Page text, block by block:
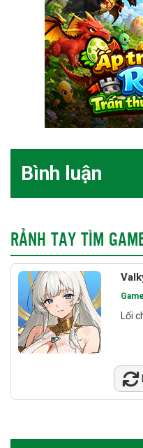
Bình luận
RẢNH TAY TÌM
Lối